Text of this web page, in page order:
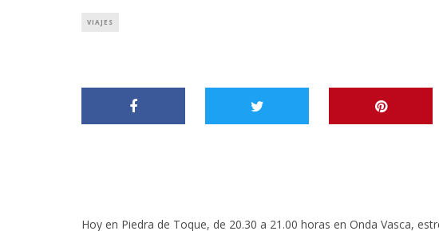
VIAJES
Hoy en Piedra de Toque, de 20.30 a 21.00 horas en Onda Vasca,